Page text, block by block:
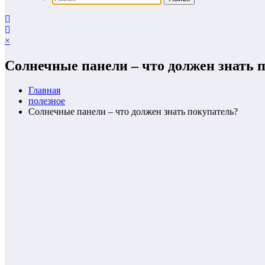
×
Солнечные панели – что должен знать
Главная
полезное
Солнечные панели – что должен знать покупатель?